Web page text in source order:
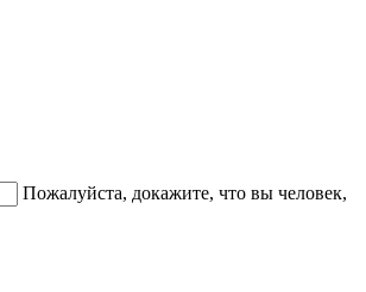
Пожалуйста, докажите, что вы человек,